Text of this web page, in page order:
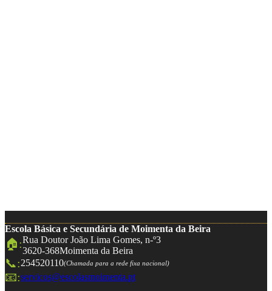
Escola Básica e Secundária de Moimenta da Beira
🏠:Rua Doutor João Lima Gomes, n-º3
3620-368Moimenta da Beira
📞:254520110(Chamada para a rede fixa nacional)
📧:servicos@escolasmoimenta.pt